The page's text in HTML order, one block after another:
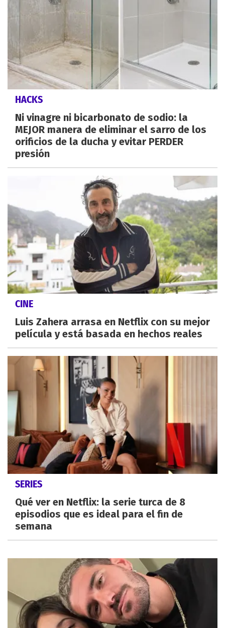
HACKS
Ni vinagre ni bicarbonato de sodio: la
MEJOR manera de eliminar el sarro de los
orificios de la ducha y evitar PERDER
presión
CINE
Luis Zahera arrasa en Netflix con su mejor
película y está basada en hechos reales
SERIES
Qué ver en Netflix: la serie turca de 8
episodios que es ideal para el fin de
semana